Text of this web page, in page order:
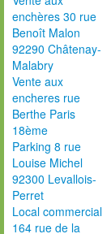
enchères 30 rue
Benoît Malon
92290 Châtenay-
Malabry
Vente aux
encheres rue
Berthe Paris
18ème
Parking 8 rue
Louise Michel
92300 Levallois-
Perret
Local commercial
164 rue de la